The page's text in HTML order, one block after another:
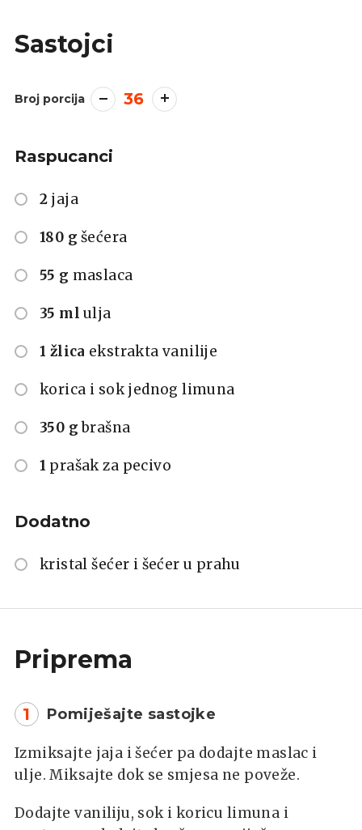
Sastojci
Broj porcija 36
Raspucanci
2 jaja
180 g šećera
55 g maslaca
35 ml ulja
1 žlica ekstrakta vanilije
korica i sok jednog limuna
350 g brašna
1 prašak za pecivo
Dodatno
kristal šećer i šećer u prahu
Priprema
1 Pomiješajte sastojke
Izmiksajte jaja i šećer pa dodajte maslac i
ulje. Miksajte dok se smjesa ne poveže.
Dodajte vaniliju, sok i koricu limuna i